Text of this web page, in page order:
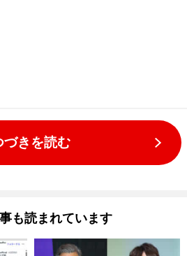
づきを読む
も読まれています